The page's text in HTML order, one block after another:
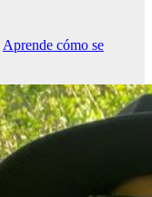
Aprende cómo se